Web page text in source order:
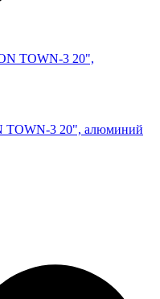
TOWN-3 20", алюминий